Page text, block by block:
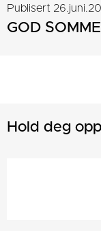
Publisert
GOD
Hold deg